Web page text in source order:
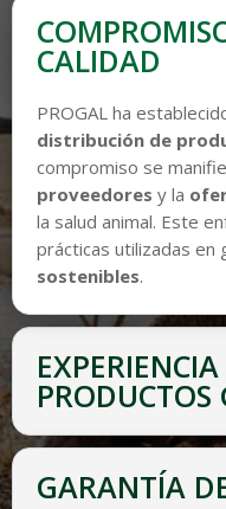
CALIDAD
PROGAL ha
distribución de
compromiso se
proveedores y la
la salud animal. Este
prácticas utilizadas en
sostenibles.
PRODUCTOS
GARANTÍA